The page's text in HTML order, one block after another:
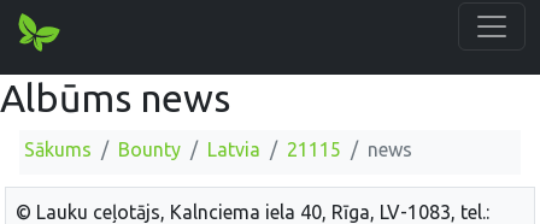
Albūms news
Sākums Bounty Latvia 21115 news
© Lauku ceļotājs, Kalnciema iela 40, Rīga, LV-1083, tel.: